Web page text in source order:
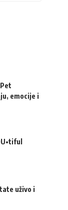
emocije i
uživo i